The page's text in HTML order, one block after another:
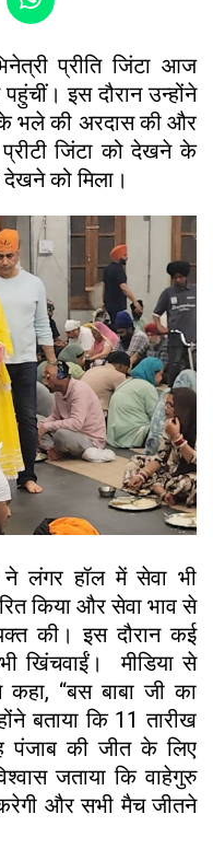
प्रीति जिंटा आज
इस दौरान उन्होंने
भले की अरदास की और
जिंटा को देखने के
को मिला।
ने लंगर हॉल में सेवा भी
किया और सेवा भाव से
की। इस दौरान कई
खिंचवाईं। मीडिया से
कहा, “बस बाबा जी का
बताया कि 11 तारीख
की जीत के लिए
जताया कि वाहेगुरु
और सभी मैच जीतने